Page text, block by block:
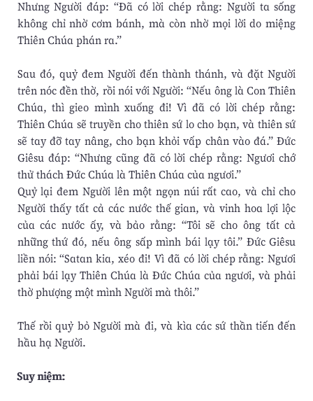
Nhưng Người đáp: “Ðã có lời chép rằng: Người ta sống
không chỉ nhờ cơm bánh, mà còn nhờ mọi lời do miệng
Thiên Chúa phán ra.”
Sau đó, quỷ đem Người đến thành thánh, và đặt Người
trên nóc đền thờ, rồi nói với Người: “Nếu ông là Con Thiên
Chúa, thì gieo mình xuống đi! Vì đã có lời chép rằng:
Thiên Chúa sẽ truyền cho thiên sứ lo cho bạn, và thiên sứ
sẽ tay đỡ tay nâng, cho bạn khỏi vấp chân vào đá.” Ðức
Giêsu đáp: “Nhưng cũng đã có lời chép rằng: Ngươi chớ
thử thách Ðức Chúa là Thiên Chúa của ngươi.”
Quỷ lại đem Người lên một ngọn núi rất cao, và chỉ cho
Người thấy tất cả các nước thế gian, và vinh hoa lợi lộc
của các nước ấy, và bảo rằng: “Tôi sẽ cho ông tất cả
những thứ đó, nếu ông sấp mình bái lạy tôi.” Ðức Giêsu
liền nói: “Satan kia, xéo đi! Vì đã có lời chép rằng: Ngươi
phải bái lạy Thiên Chúa là Ðức Chúa của ngươi, và phải
thờ phượng một mình Người mà thôi.”
Thế rồi quỷ bỏ Người mà đi, và kìa các sứ thần tiến đến
hầu hạ Người.
Suy niệm: